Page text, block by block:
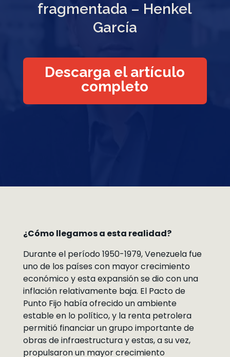
fragmentada – Henkel
García
Descarga el artículo
completo
¿Cómo llegamos a esta realidad?
Durante el período 1950-1979, Venezuela fue
uno de los países con mayor crecimiento
económico y esta expansión se dio con una
inflación relativamente baja. El Pacto de
Punto Fijo había ofrecido un ambiente
estable en lo político, y la renta petrolera
permitió financiar un grupo importante de
obras de infraestructura y estas, a su vez,
propulsaron un mayor crecimiento